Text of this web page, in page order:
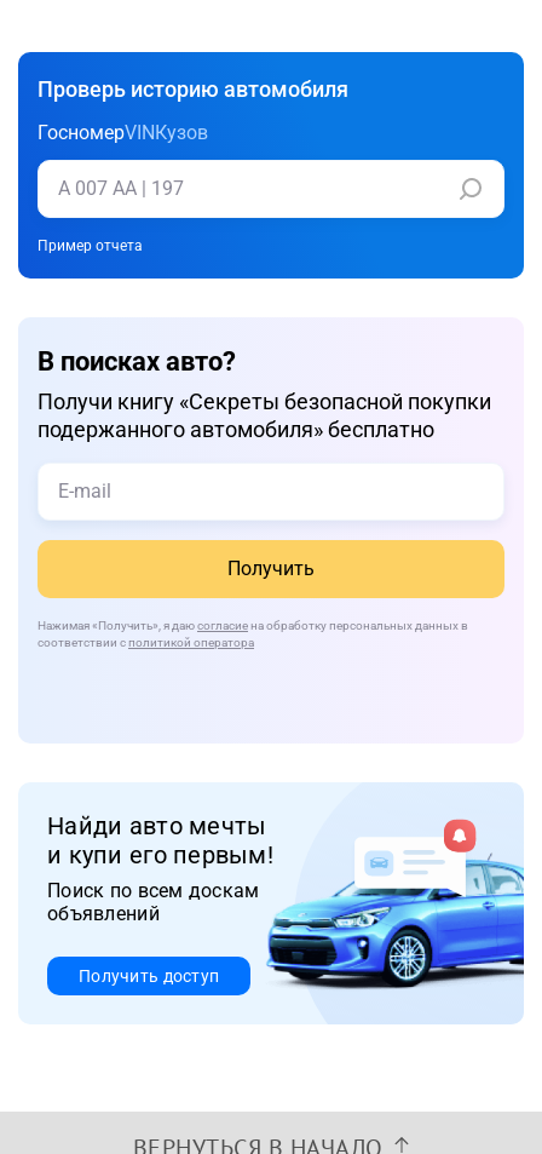
Проверь историю автомобиля
ГосномерVINКузов
Пример отчета
В поисках авто?
Получи книгу «Cекреты безопасной покупки
подержанного автомобиля» бесплатно
Получить
Нажимая «Получить» , я даюсогласиена обработку персональных данных в
соответствии сполитикой оператора
Найди авто мечты
и купи его первым!
Поиск по всем доскам
объявлений
Получить доступ